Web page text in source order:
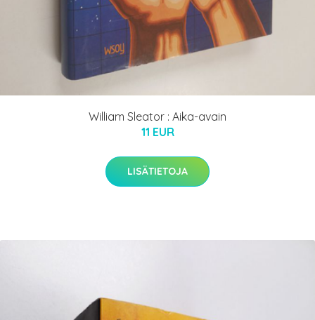
William Sleator : Aika-avain
11 EUR
LISÄTIETOJA